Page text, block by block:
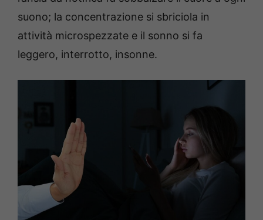
suono; la concentrazione si sbriciola in
attività microspezzate e il sonno si fa
leggero, interrotto, insonne.